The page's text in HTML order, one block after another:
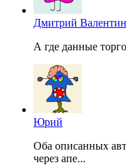
Дмитрий
А где данные
Юрий
Оба описанных
через апе...